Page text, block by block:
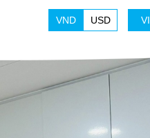
VND USD VI